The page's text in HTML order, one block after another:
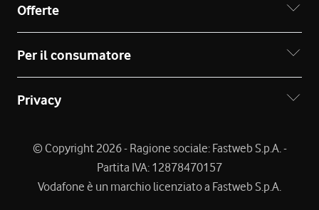
Offerte
Per il consumatore
Privacy
© Copyright 2026 - Ragione sociale: Fastweb S.p.A. -
Partita IVA: 12878470157
Vodafone è un marchio licenziato a Fastweb S.p.A.